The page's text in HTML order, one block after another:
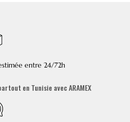
entre 24/72h
en Tunisie avec ARAMEX